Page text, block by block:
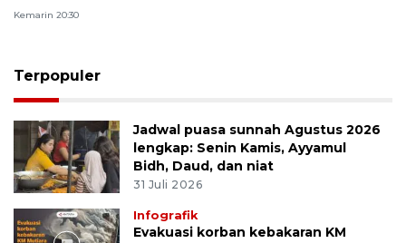
Kemarin 20:30
Terpopuler
Jadwal puasa sunnah Agustus 2026
lengkap: Senin Kamis, Ayyamul
Bidh, Daud, dan niat
31 Juli 2026
Infografik
Evakuasi korban kebakaran KM